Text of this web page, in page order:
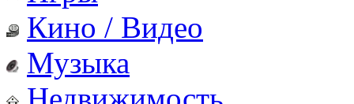
Кино / Видео
Музыка